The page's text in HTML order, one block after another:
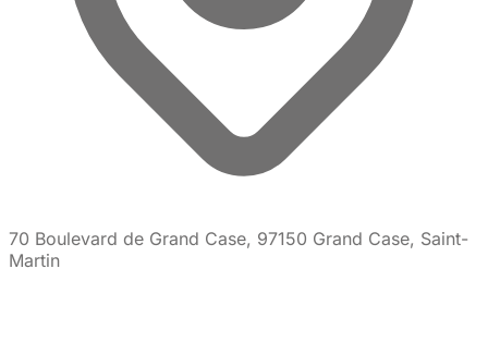
70 Boulevard de Grand Case, 97150 Grand Case, Saint-
Martin